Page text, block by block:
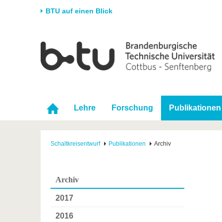
BTU auf einen Blick
Universität
Karriere & Engagement
Partnerschaften &
Strukturwandel
Forschung
Förderung
Wissenschaftlicher
Nachwuchs
Im
Lehre Forschung Publikationen
Schaltkreisentwurf Publikationen Archiv
Archiv
2017
2016